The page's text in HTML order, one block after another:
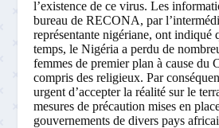
l’existence de ce virus. Les
bureau de RECONA, par
représentante nigériane, ont indiqué
temps, le Nigéria a perdu de
femmes de premier plan à cause
compris des religieux. Par
urgent d’accepter la réalité sur le
mesures de précaution mises en
gouvernements de divers pays